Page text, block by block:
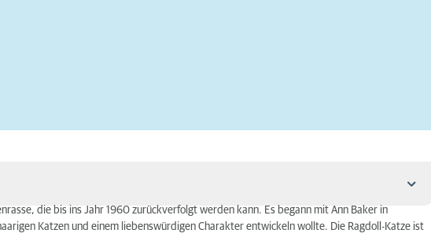
die bis ins Jahr 1960 zurückverfolgt werden kann. Es begann mit Ann Baker in
Katzen und einem liebenswürdigen Charakter entwickeln wollte. Die Ragdoll-Katze ist